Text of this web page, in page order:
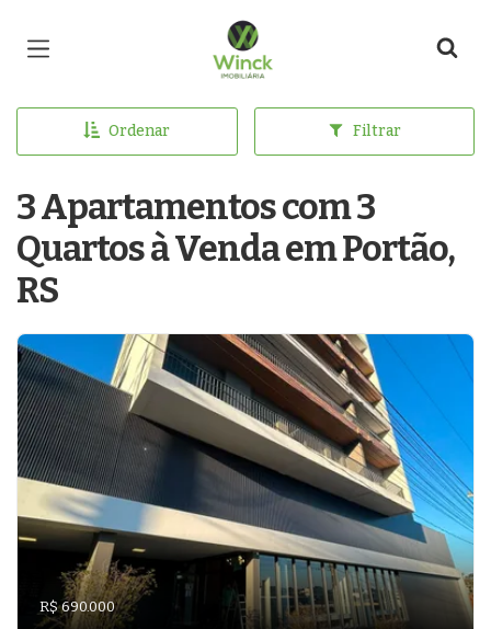
Página inicial
Ordenar Filtrar
3 Apartamentos com 3
Quartos à Venda em Portão,
RS
R$ 690.000